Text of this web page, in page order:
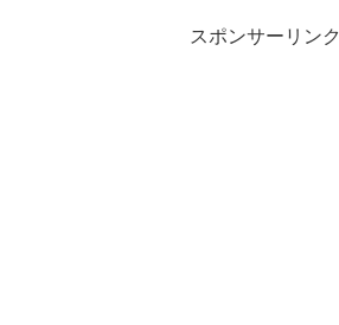
スポンサーリンク